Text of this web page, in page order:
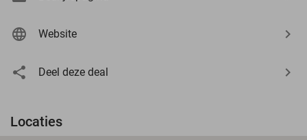
Website
Deel deze deal
Locaties